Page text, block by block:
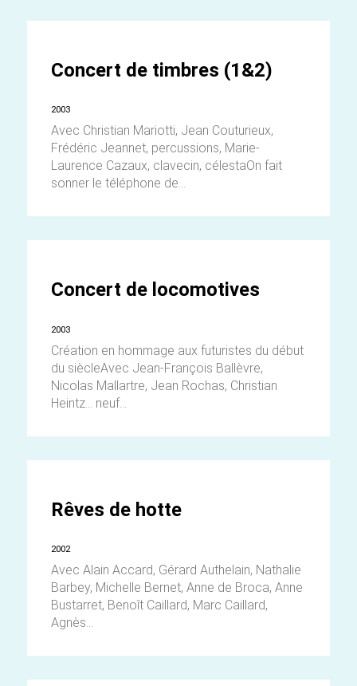
Concert de timbres (1&2)
2003
Avec Christian Mariotti, Jean Couturieux,
Frédéric Jeannet, percussions, Marie-
Laurence Cazaux, clavecin, célestaOn fait
sonner le téléphone de...
Concert de locomotives
2003
Création en hommage aux futuristes du début
du siècleAvec Jean-François Ballèvre,
Nicolas Mallartre, Jean Rochas, Christian
Heintz... neuf...
Rêves de hotte
2002
Avec Alain Accard, Gérard Authelain, Nathalie
Barbey, Michelle Bernet, Anne de Broca, Anne
Bustarret, Benoît Caillard, Marc Caillard,
Agnès...